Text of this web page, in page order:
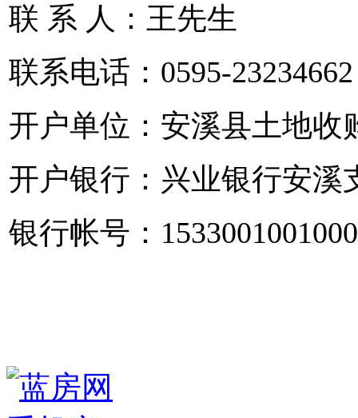
联 系 人：王先生
联系电话：0595-23234662
开户单位：安溪县土地收
开户银行：兴业银行安溪
银行帐号：